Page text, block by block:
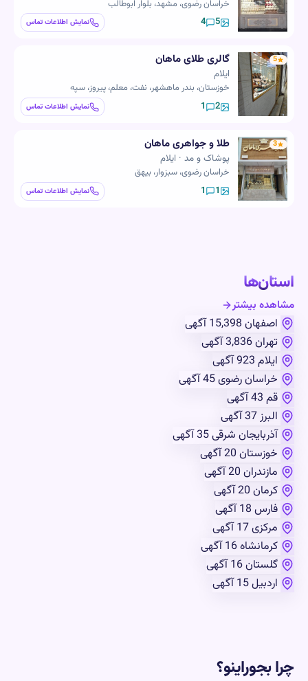
خراسان رضوی، مشهد، بلوار ابوطالب
5
نمایش اطلاعات تماس
گالری طلای ماهان
ایلام
خوزستان، بندر ماهشهر، نفت، معلم، پیروز، سپه
نمایش اطلاعات تماس
طلا و جواهری ماهان
پوشاک و مد · ایلام
خراسان رضوی، سبزوار، بیهق
1
نمایش اطلاعات تماس
بیشتر
اصفهان15,398 آگهی
تهران 3,836 آگهی
ایلام923 آگهی
خراسان رضوی 45 آگهی
43 آگهی
البرز37 آگهی
آذربایجان شرقی 35 آگهی
خوزستان20 آگهی
مازندران20 آگهی
کرمان 20 آگهی
فارس 18 آگهی
مرکزی 17 آگهی
کرمانشاه16 آگهی
گلستان16 آگهی
اردبیل 15 آگهی
بجوراینو؟